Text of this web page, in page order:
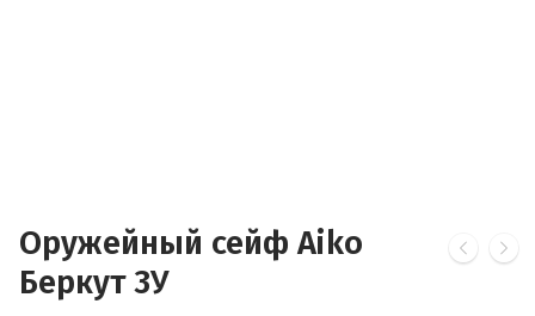
Оружейный сейф Aiko
Беркут 3У